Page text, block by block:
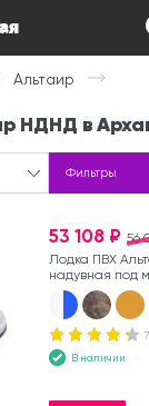
Альтаир
НДНД в
Фильтры
56
53 108 ₽
Лодка ПВХ
надувная под
В наличии